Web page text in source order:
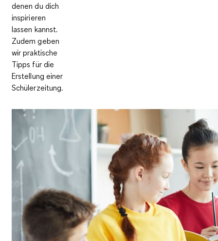
denen du dich
inspirieren
lassen kannst.
Zudem geben
wir praktische
Tipps für die
Erstellung einer
Schülerzeitung.